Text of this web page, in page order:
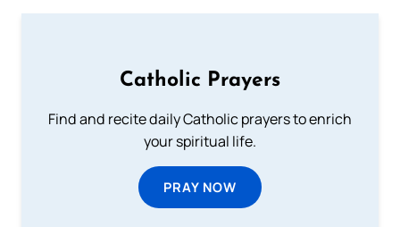
Catholic Prayers
Find and recite daily Catholic prayers to enrich
your spiritual life.
PRAY NOW